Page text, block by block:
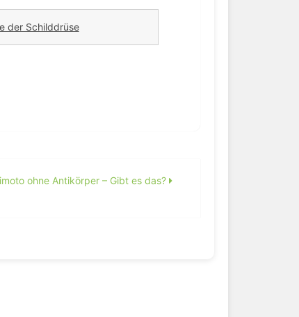
der Schilddrüse
ohne Antikörper – Gibt es das?